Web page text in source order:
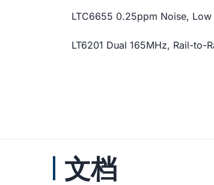
LTC6655 0.25ppm Noise,
LT6201 Dual 165MHz, Rail-to-
文档